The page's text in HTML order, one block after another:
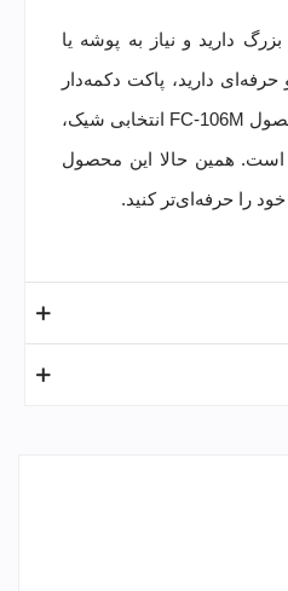
دارید و نیاز به پوشه یا
دارید، پاکت دکمه‌دار
مات FC پاپکو با کد محصول FC-106M انتخابی شیک،
است. همین حالا این محصول
را حرفه‌ای‌تر کنید.